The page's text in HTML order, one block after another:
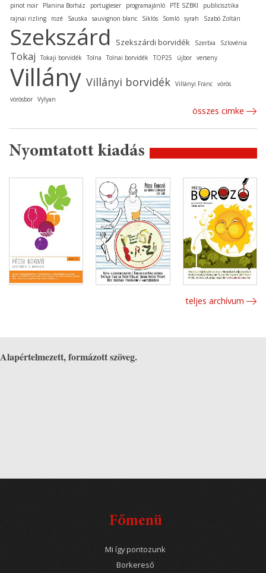
pinot noir Planina Borház portugieser programajánló PTE SZBKI
publicisztika
rajnai rizling
rozé Sauska sauvignon blanc Siklós Somló syrah Szabó Zoltán
Szekszárd Szekszárdi borvidék Szerbia Szlovénia
Tokaj Tokaji borvidék Tolna Tolnai borvidék TOP25 újbor verseny
Villány Villányi borvidék Villányi Franc vörös
vörösbor Vylyan
összes cimke
Nyomtatott kiadás
teljes archívum
Alapértelmezett, formázott szöveg.
Főmenü
Mi így pontozunk
Borkereső